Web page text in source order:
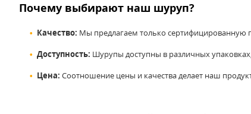
Почему выбирают наш шуруп?
Качество: Мы предлагаем только
Доступность: Шурупы доступны в различных
Цена: Соотношение цены и качества делает наш